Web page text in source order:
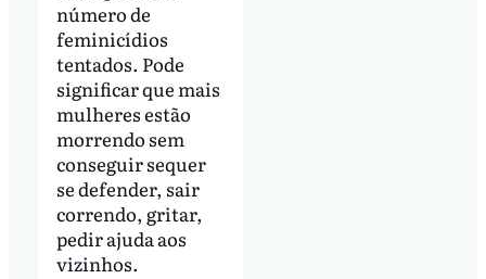
número de
feminicídios
tentados. Pode
significar que mais
mulheres estão
morrendo sem
conseguir sequer
se defender, sair
correndo, gritar,
pedir ajuda aos
vizinhos.